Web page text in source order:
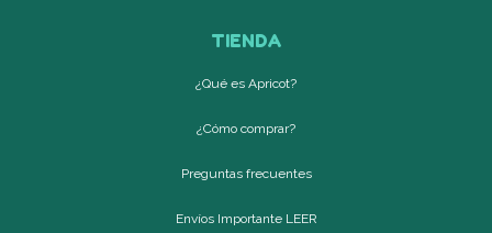
TIENDA
¿Qué es Apricot?
¿Cómo comprar?
Preguntas frecuentes
Envíos Importante LEER